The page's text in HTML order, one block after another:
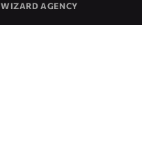
WIZARD AGENCY